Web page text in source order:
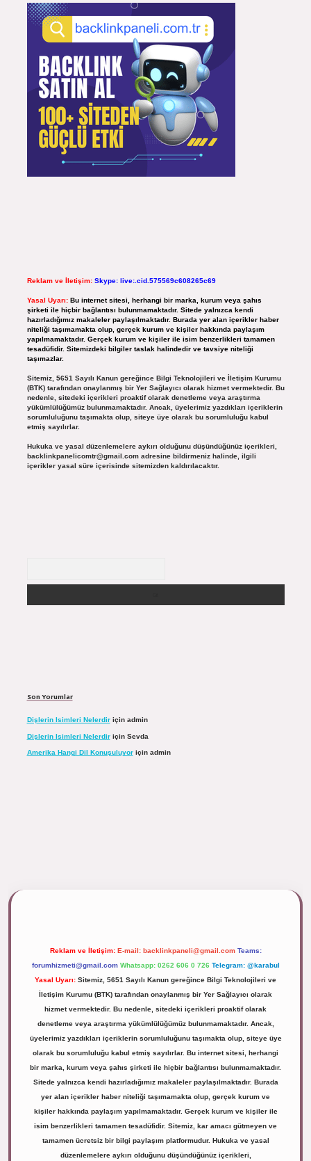
Reklam ve İletişim: Skype: live:.cid.575569c608265c69
Yasal Uyarı: Bu internet sitesi, herhangi bir marka, kurum veya şahıs
şirketi ile hiçbir bağlantısı bulunmamaktadır. Sitede yalnızca kendi
hazırladığımız makaleler paylaşılmaktadır. Burada yer alan içerikler haber
niteliği taşımamakta olup, gerçek kurum ve kişiler hakkında paylaşım
yapılmamaktadır. Gerçek kurum ve kişiler ile isim benzerlikleri tamamen
tesadüfidir. Sitemizdeki bilgiler taslak halindedir ve tavsiye niteliği
taşımazlar.
Sitemiz, 5651 Sayılı Kanun gereğince Bilgi Teknolojileri ve İletişim Kurumu
(BTK) tarafından onaylanmış bir Yer Sağlayıcı olarak hizmet vermektedir. Bu
nedenle, sitedeki içerikleri proaktif olarak denetleme veya araştırma
yükümlülüğümüz bulunmamaktadır. Ancak, üyelerimiz yazdıkları içeriklerin
sorumluluğunu taşımakta olup, siteye üye olarak bu sorumluluğu kabul
etmiş sayılırlar.
Hukuka ve yasal düzenlemelere aykırı olduğunu düşündüğünüz içerikleri,
backlinkpanelicomtr@gmail.comadresine bildirmeniz halinde, ilgili
içerikler yasal süre içerisinde sitemizden kaldırılacaktır.
Son Yorumlar
Dişlerin Isimleri Nelerdiriçin admin
Dişlerin Isimleri Nelerdiriçin Sevda
Amerika Hangi Dil Konuşuluyoriçin admin
Reklam ve İletişim: E-mail: backlinkpaneli@gmail.com Teams:
forumhizmeti@gmail.com Whatsapp: 0262 606 0 726 Telegram: @karabul
Yasal Uyarı: Sitemiz, 5651 Sayılı Kanun gereğince Bilgi Teknolojileri ve
İletişim Kurumu (BTK) tarafından onaylanmış bir Yer Sağlayıcı olarak
hizmet vermektedir. Bu nedenle, sitedeki içerikleri proaktif olarak
denetleme veya araştırma yükümlülüğümüz bulunmamaktadır. Ancak,
üyelerimiz yazdıkları içeriklerin sorumluluğunu taşımakta olup, siteye üye
olarak bu sorumluluğu kabul etmiş sayılırlar. Bu internet sitesi, herhangi
bir marka, kurum veya şahıs şirketi ile hiçbir bağlantısı bulunmamaktadır.
Sitede yalnızca kendi hazırladığımız makaleler paylaşılmaktadır. Burada
yer alan içerikler haber niteliği taşımamakta olup, gerçek kurum ve
kişiler hakkında paylaşım yapılmamaktadır. Gerçek kurum ve kişiler ile
isim benzerlikleri tamamen tesadüfidir. Sitemiz, kar amacı gütmeyen ve
tamamen ücretsiz bir bilgi paylaşım platformudur. Hukuka ve yasal
düzenlemelere aykırı olduğunu düşündüğünüz içerikleri,